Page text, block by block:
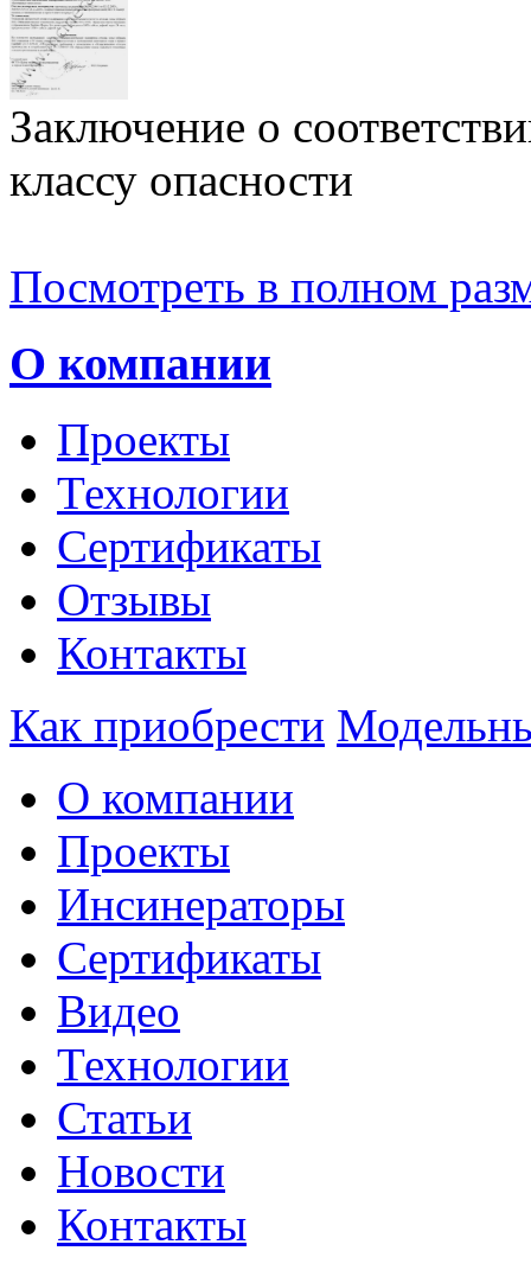
Заключение о
классу опасности
Посмотреть в полном
О компании
Проекты
Технологии
Сертификаты
Отзывы
Контакты
Как приобрести
О компании
Проекты
Инсинераторы
Сертификаты
Видео
Технологии
Статьи
Новости
Контакты